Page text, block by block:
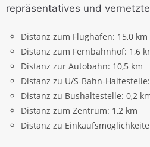
repräsentatives und
Distanz zum Flughafen: 15,0 km
Distanz zum Fernbahnhof: 1,6
Distanz zur Autobahn: 10,5 km
Distanz zu U/S-Bahn-Haltestelle:
Distanz zu Bushaltestelle: 0,2
Distanz zum Zentrum: 1,2 km
Distanz zu